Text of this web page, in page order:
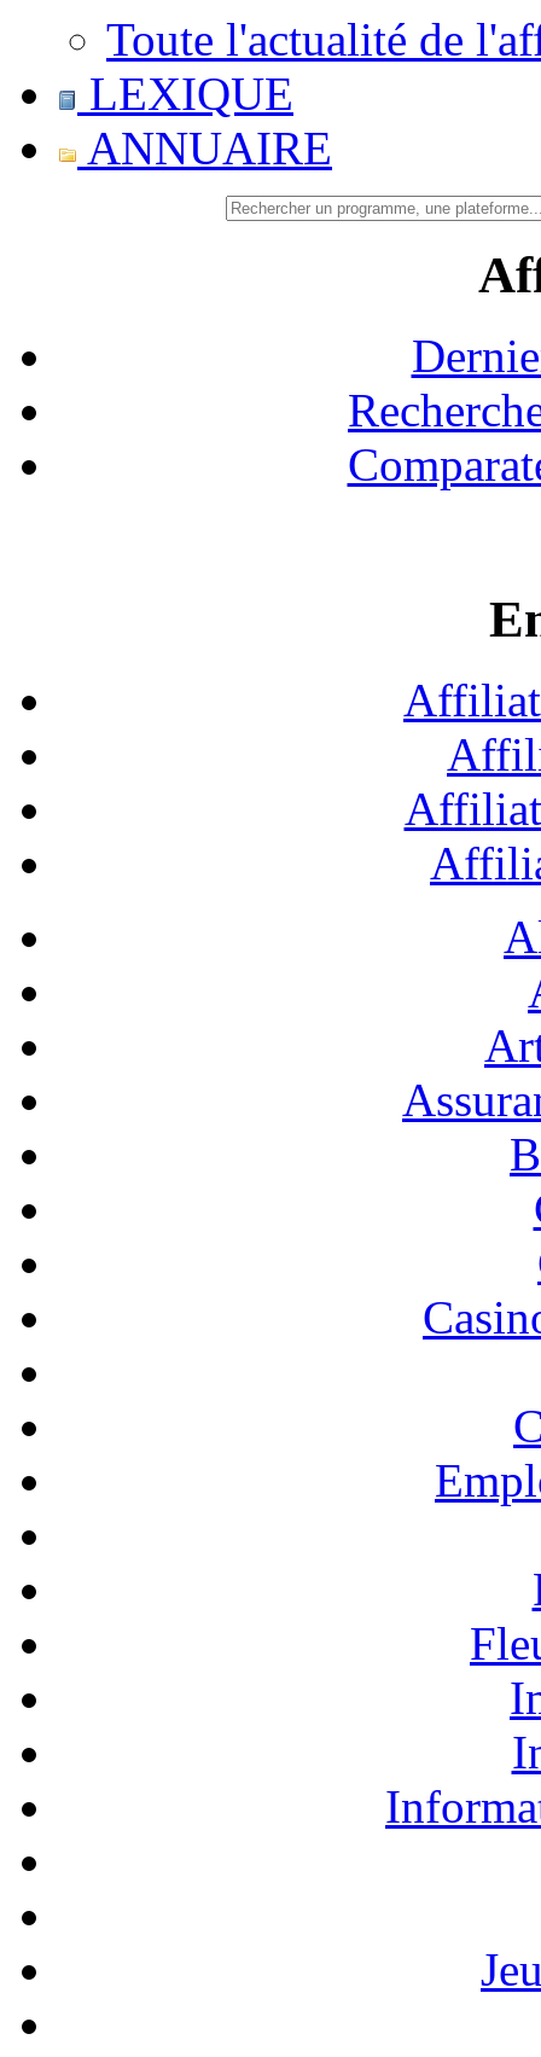
Toute l'actualité de
LEXIQUE
ANNUAIRE